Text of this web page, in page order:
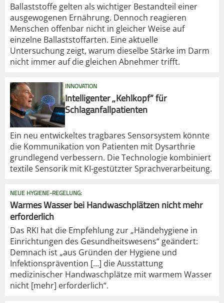
Ballaststoffe gelten als wichtiger Bestandteil einer
ausgewogenen Ernährung. Dennoch reagieren
Menschen offenbar nicht in gleicher Weise auf
einzelne Ballaststoffarten. Eine aktuelle
Untersuchung zeigt, warum dieselbe Stärke im Darm
nicht immer auf die gleichen Abnehmer trifft.
INNOVATION
Intelligenter „Kehlkopf“ für
Schlaganfallpatienten
Ein neu entwickeltes tragbares Sensorsystem könnte
die Kommunikation von Patienten mit Dysarthrie
grundlegend verbessern. Die Technologie kombiniert
textile Sensorik mit KI-gestützter Sprachverarbeitung.
NEUE HYGIENE-REGELUNG:
Warmes Wasser bei Handwaschplätzen nicht mehr
erforderlich
Das RKI hat die Empfehlung zur „Händehygiene in
Einrichtungen des Gesundheitswesens“ geändert:
Demnach ist „aus Gründen der Hygiene und
Infektionsprävention [...] die Ausstattung
medizinischer Handwaschplätze mit warmem Wasser
nicht [mehr] erforderlich“.